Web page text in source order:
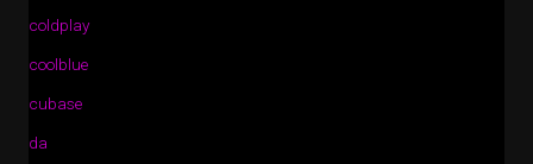
coldplay
coolblue
cubase
da